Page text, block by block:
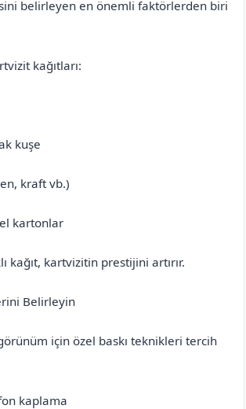
belirleyen en önemli faktörlerden biri
kağıtları:
kuşe
kraft vb.)
kartonlar
kağıt, kartvizitin prestijini artırır.
Belirleyin
için özel baskı teknikleri tercih
kaplama